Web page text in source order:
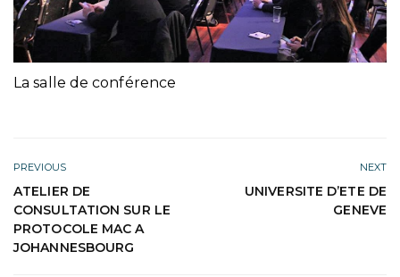
La salle de conférence
PREVIOUS
ATELIER DE
CONSULTATION SUR LE
PROTOCOLE MAC A
JOHANNESBOURG
NEXT
UNIVERSITE D’ETE DE
GENEVE